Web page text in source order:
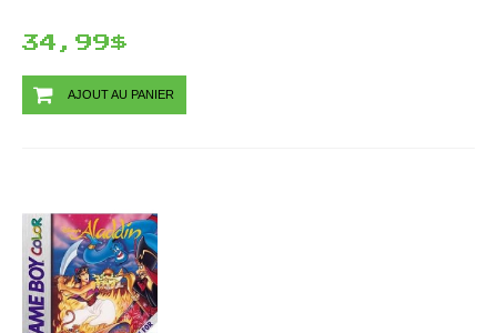
34,99$
AJOUT AU PANIER